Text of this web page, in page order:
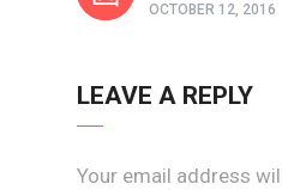
OCTOBER 12, 2016
LEAVE A REPLY
Your email address